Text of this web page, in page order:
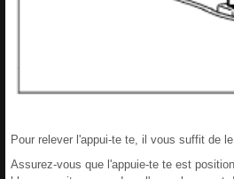
Pour relever l'appui-te te, il vous suffit de
Assurez-vous que l'appuie-te te est